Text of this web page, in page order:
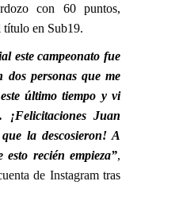
con 60 puntos,
título en Sub19.
este campeonato fue
personas que me
último tiempo y vi
¡Felicitaciones Juan
la descosieron! A
recién empieza”,
de Instagramtras